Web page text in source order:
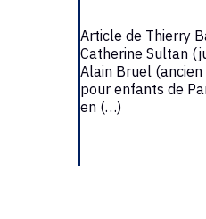
Article de Thierry
Catherine Sultan
Alain Bruel
pour enfants de
en (…)